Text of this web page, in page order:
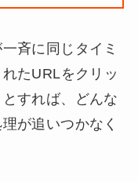
斉に同じタイミ
たURLをクリッ
すれば、どんな
が追いつかなく